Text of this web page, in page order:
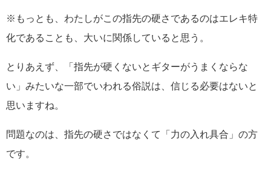
※もっとも、わたしがこの指先の硬さであるのはエレキ特
化であることも、大いに関係していると思う。
とりあえず、「指先が硬くないとギターがうまくならな
い」みたいな一部でいわれる俗説は、信じる必要はないと
思いますね。
問題なのは、指先の硬さではなくて「力の入れ具合」の方
です。